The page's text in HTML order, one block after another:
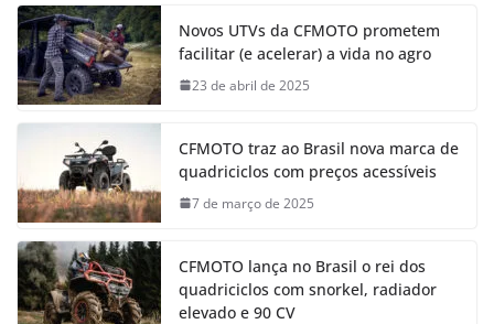
Novos UTVs da CFMOTO prometem
facilitar (e acelerar) a vida no agro
23 de abril de 2025
CFMOTO traz ao Brasil nova marca de
quadriciclos com preços acessíveis
7 de março de 2025
CFMOTO lança no Brasil o rei dos
quadriciclos com snorkel, radiador
elevado e 90 CV